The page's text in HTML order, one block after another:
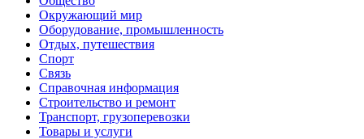
Окружающий мир
Оборудование, промышленность
Отдых, путешествия
Спорт
Связь
Справочная информация
Строительство и ремонт
Транспорт, грузоперевозки
Товары и услуги